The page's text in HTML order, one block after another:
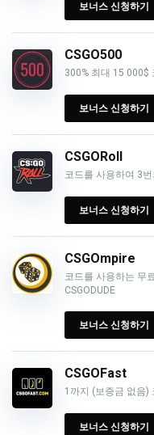
보너스 신청하기
CSGO500
300% 최대 15 000$
보너스 신청하기
CSGORoll
코드를 사용하여 3
보너스 신청하기
CSGOmpire
코드를 사용하는 무
CSGODUDE
보너스 신청하기
CSGOFast
1까지 (보증금 없음)
보너스 신청하기